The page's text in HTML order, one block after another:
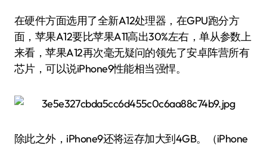
在硬件方面选用了全新A12处理器，在GPU跑分方
面，苹果A12要比苹果A11高出30%左右，单从参数上
来看，苹果A12再次毫无疑问的领先了安卓阵营所有
芯片，可以说iPhone9性能相当强悍。
除此之外，iPhone9还将运存加大到4GB。（iPhone